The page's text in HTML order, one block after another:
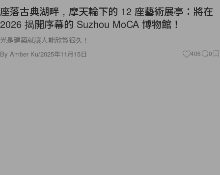
座落古典湖畔，摩天輪下的 12 座藝術展亭：將在
2026 揭開序幕的 Suzhou MoCA 博物館！
光是建築就讓人能欣賞很久！
By Amber Ku/2025年11月15日 406 0